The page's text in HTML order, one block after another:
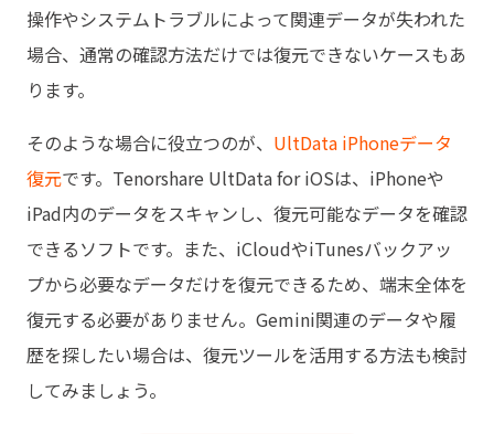
操作やシステムトラブルによって関連データが失われた
場合、通常の確認方法だけでは復元できないケースもあ
ります。
そのような場合に役立つのが、 UltData iPhoneデータ
復元です。Tenorshare UltData for iOSは、iPhoneや
iPad内のデータをスキャンし、復元可能なデータを確認
できるソフトです。また、iCloudやiTunesバックアッ
プから必要なデータだけを復元できるため、端末全体を
復元する必要がありません。Gemini関連のデータや履
歴を探したい場合は、復元ツールを活用する方法も検討
してみましょう。